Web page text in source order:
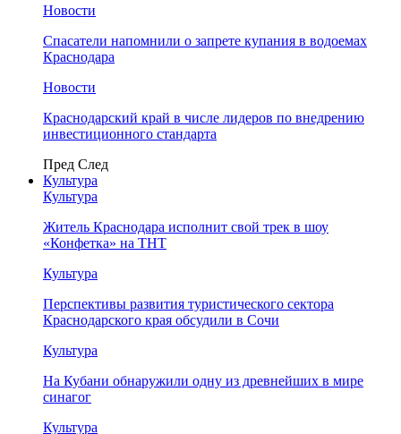
Новости
Спасатели напомнили о запрете купания в водоемах
Краснодара
Новости
Краснодарский край в числе лидеров по внедрению
инвестиционного стандарта
Пред След
Культура
Культура
Житель Краснодара исполнит свой трек в шоу
«Конфетка» на ТНТ
Культура
Перспективы развития туристического сектора
Краснодарского края обсудили в Сочи
Культура
На Кубани обнаружили одну из древнейших в мире
синагог
Культура